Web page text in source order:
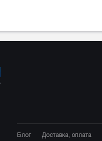
Блог Доставка, оплата